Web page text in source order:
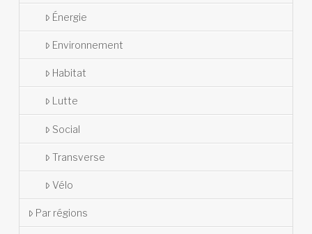
Énergie
Environnement
Habitat
Lutte
Social
Transverse
Vélo
Par régions